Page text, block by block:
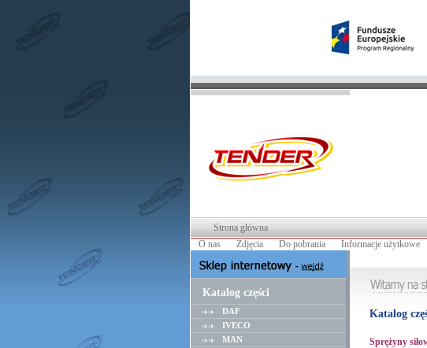
Strona główna
O nas
Zdjęcia Do pobrania Informacje użytkowe
Katalog części
DAF
IVECO
MAN
Katalog
Sprężyny